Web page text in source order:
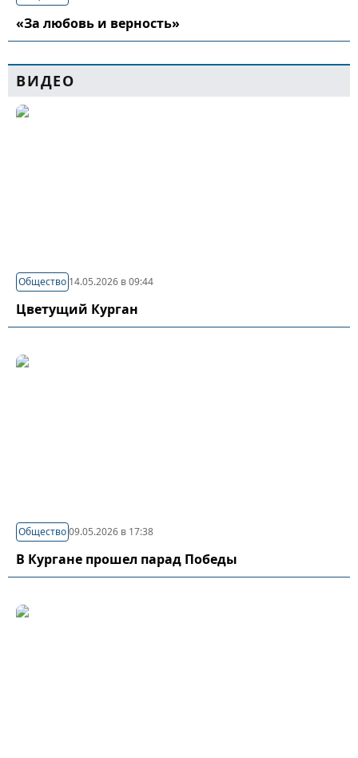
«За любовь и верность»
ВИДЕО
Общество 14.05.2026 в 09:44
Цветущий Курган
Общество09.05.2026 в 17:38
В Кургане прошел парад Победы